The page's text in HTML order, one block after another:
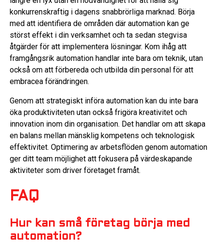
konkurrenskraftig i dagens snabbrörliga marknad. Börja
med att identifiera de områden där automation kan ge
störst effekt i din verksamhet och ta sedan stegvisa
åtgärder för att implementera lösningar. Kom ihåg att
framgångsrik automation handlar inte bara om teknik, utan
också om att förbereda och utbilda din personal för att
embracea förändringen.
Genom att strategiskt införa automation kan du inte bara
öka produktiviteten utan också frigöra kreativitet och
innovation inom din organisation. Det handlar om att skapa
en balans mellan mänsklig kompetens och teknologisk
effektivitet. Optimering av arbetsflöden genom automation
ger ditt team möjlighet att fokusera på värdeskapande
aktiviteter som driver företaget framåt.
FAQ
Hur kan små företag börja med
automation?